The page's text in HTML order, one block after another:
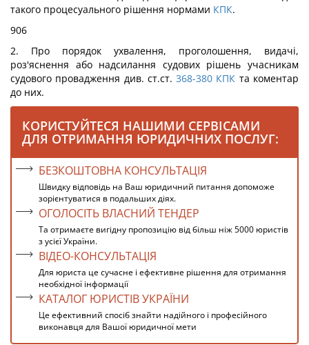
такого процесуального рішення нормами КПК.
906
2. Про порядок ухвалення, проголошення, видачі,
роз'яснення або надсилання судових рішень учасникам
судового провадження див. ст.ст. 368-380 КПК та коментар
до них.
КОРИСТУЙТЕСЯ НАШИМИ СЕРВІСАМИ
ДЛЯ ОТРИМАННЯ ЮРИДИЧНИХ ПОСЛУГ:
БЕЗКОШТОВНА КОНСУЛЬТАЦІЯ
Швидку відповідь на Ваш юридичний питання допоможе
зорієнтуватися в подальших діях.
ОГОЛОСІТЬ ВЛАСНИЙ ТЕНДЕР
Та отримаєте вигідну пропозицію від більш ніж 5000 юристів
з усієї України.
ВІДЕО-КОНСУЛЬТАЦІЯ
Для юриста це сучасне і ефективне рішення для отримання
необхідної інформації
КАТАЛОГ ЮРИСТІВ УКРАЇНИ
Це ефективний спосіб знайти надійного і професійного
виконавця для Вашої юридичної мети